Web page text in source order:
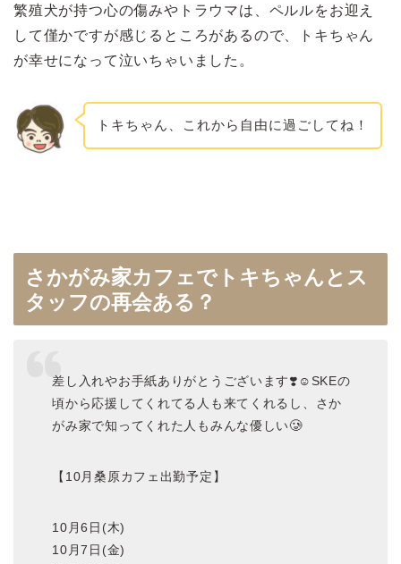
繁殖犬が持つ心の傷みやトラウマは、ペルルをお迎え
して僅かですが感じるところがあるので、トキちゃん
が幸せになって泣いちゃいました。
トキちゃん、これから自由に過ごしてね！
さかがみ家カフェでトキちゃんとス
タッフの再会ある？
差し入れやお手紙ありがとうございます❣️☺️SKEの
頃から応援してくれてる人も来てくれるし、さか
がみ家で知ってくれた人もみんな優しい🥲
【10月桑原カフェ出勤予定】
10月6日(木)
10月7日(金)